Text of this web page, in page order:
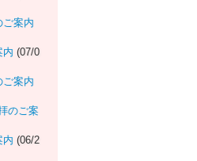
ご案内
内 (07/0
ご案内
のご案
内 (06/2